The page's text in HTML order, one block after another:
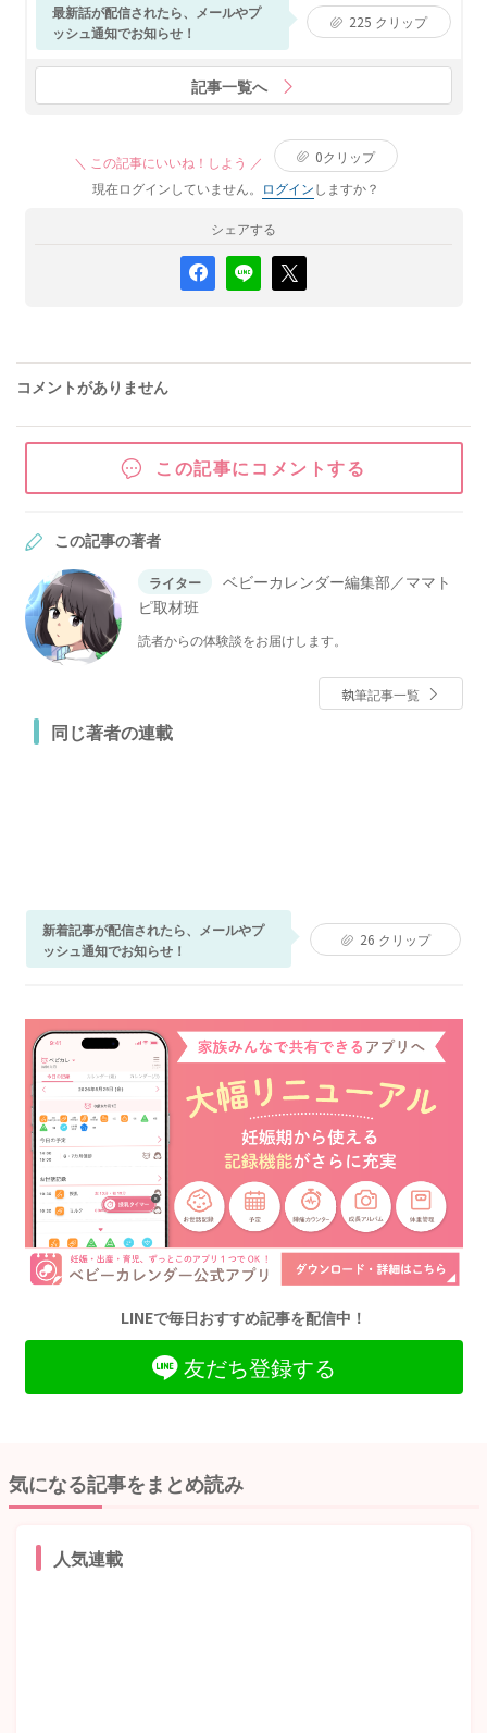
最新話が配信されたら、メールやプ
ッシュ通知でお知らせ！
225 クリップ
記事一覧へ
＼ この記事にいいね！しよう ／ 0クリップ
現在ログインしていません。
ログインしますか？
シェアする
コメントがありません
この記事にコメントする
この記事の著者
ライター
ベビーカレンダー編集部／ママト
ピ取材班
読者からの体験談をお届けします。
執筆記事一覧
同じ著者の連載
新着記事が配信されたら、メールやプ
ッシュ通知でお知らせ！
26 クリップ
LINEで毎日おすすめ記事を配信中！
友だち登録する
気になる記事をまとめ読み
人気連載